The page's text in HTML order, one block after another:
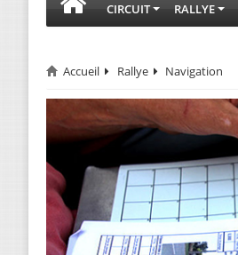
CIRCUIT RALLYE
Accueil Rallye Navigation